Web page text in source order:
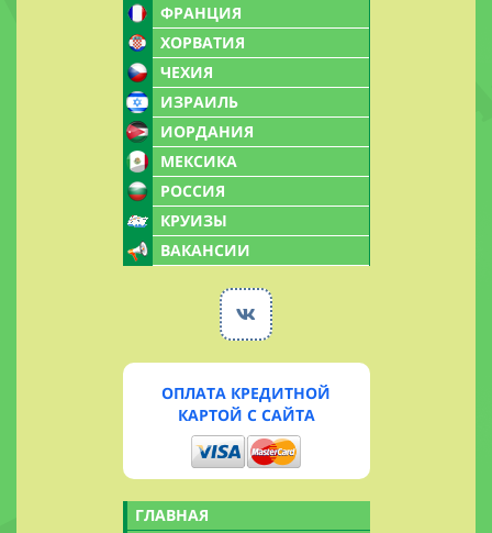
ФРАНЦИЯ
ХОРВАТИЯ
ЧЕХИЯ
ИЗРАИЛЬ
ИОРДАНИЯ
МЕКСИКА
РОССИЯ
КРУИЗЫ
ВАКАНСИИ
ОПЛАТА КРЕДИТНОЙ
КАРТОЙ С САЙТА
ГЛАВНАЯ